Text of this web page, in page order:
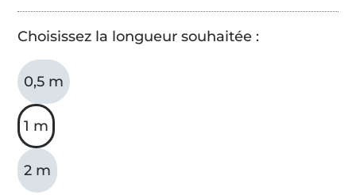
Choisissez la longueur souhaitée :
0,5 m
1 m
2 m